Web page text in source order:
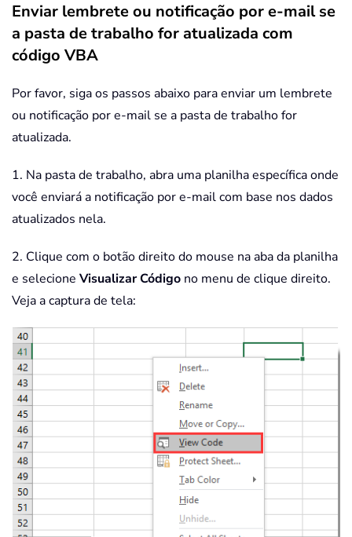
Enviar lembrete ou notificação por e-mail se
a pasta de trabalho for atualizada com
código VBA
Por favor, siga os passos abaixo para enviar um lembrete
ou notificação por e-mail se a pasta de trabalho for
atualizada.
1. Na pasta de trabalho, abra uma planilha específica onde
você enviará a notificação por e-mail com base nos dados
atualizados nela.
2. Clique com o botão direito do mouse na aba da planilha
e selecione Visualizar Código no menu de clique direito.
Veja a captura de tela: